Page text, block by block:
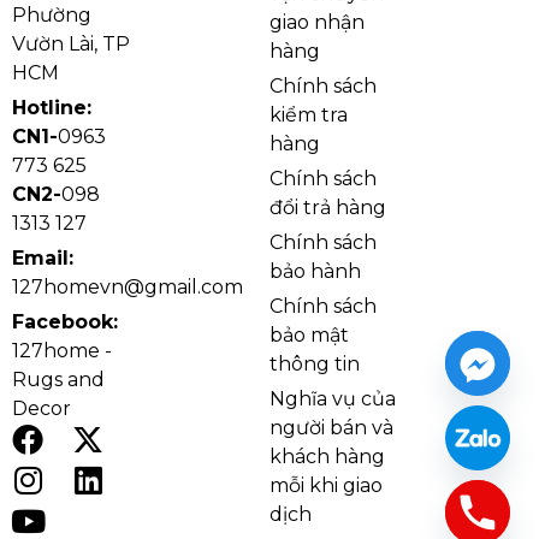
Ứng dụng Dây Cáp Chịu Lực
Phường
Vườn Lài, TP
HCM
Hotline:
CN1-0963
773 625
CN2-098
1313 127
Email:
127homevn@gmail.com
Facebook:
127home -
Rugs and
Decor
giao nhận
hàng
Chính sách
kiểm tra
hàng
Chính sách
đổi trả hàng
Chính sách
bảo hành
Chính sách
bảo mật
thông tin
Nghĩa vụ của
người bán và
khách hàng
mỗi khi giao
dịch